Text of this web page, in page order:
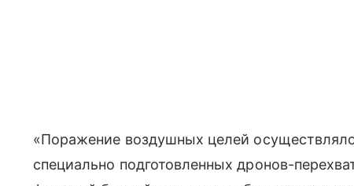
«Поражение воздушных целей
специально подготовленных дронов-